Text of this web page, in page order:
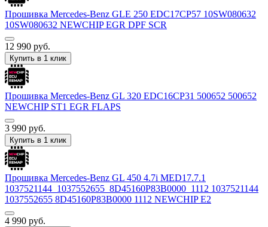
Прошивка Mercedes-Benz GLE 250 EDC17CP57 10SW080632
10SW080632 NEWCHIP EGR DPF SCR
12 990 руб.
Купить в 1 клик
Прошивка Mercedes-Benz GL 320 EDC16CP31 500652 500652
NEWCHIP ST1 EGR FLAPS
3 990 руб.
Купить в 1 клик
Прошивка Mercedes-Benz GL 450 4.7i MED17.7.1
1037521144_1037552655_8D45160P83B0000_1112 1037521144
1037552655 8D45160P83B0000 1112 NEWCHIP E2
4 990 руб.